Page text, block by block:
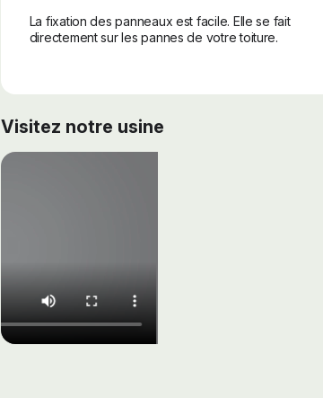
La fixation des panneaux est facile. Elle se fait
directement sur les pannes de votre toiture.
Visitez notre usine